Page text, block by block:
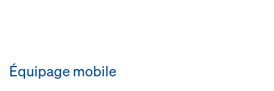
Équipage mobile